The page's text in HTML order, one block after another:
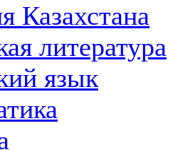
Казахстана
литература
язык